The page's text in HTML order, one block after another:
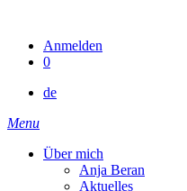
contentAnmelden
0
de
Menu
Über mich
Anja Beran
Aktuelles